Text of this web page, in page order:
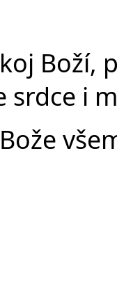
Boží,
i